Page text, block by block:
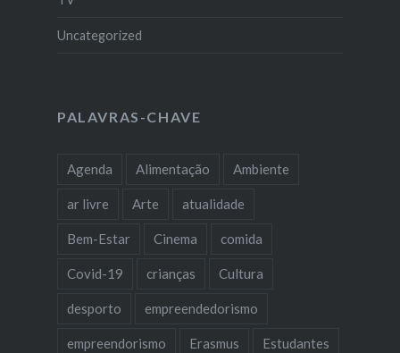
Uncategorized
PALAVRAS-CHAVE
Agenda Alimentação Ambiente
ar livre Arte atualidade
Bem-Estar Cinema comida
Covid-19 crianças Cultura
desporto empreendedorismo
empreendorismo Erasmus Estudantes